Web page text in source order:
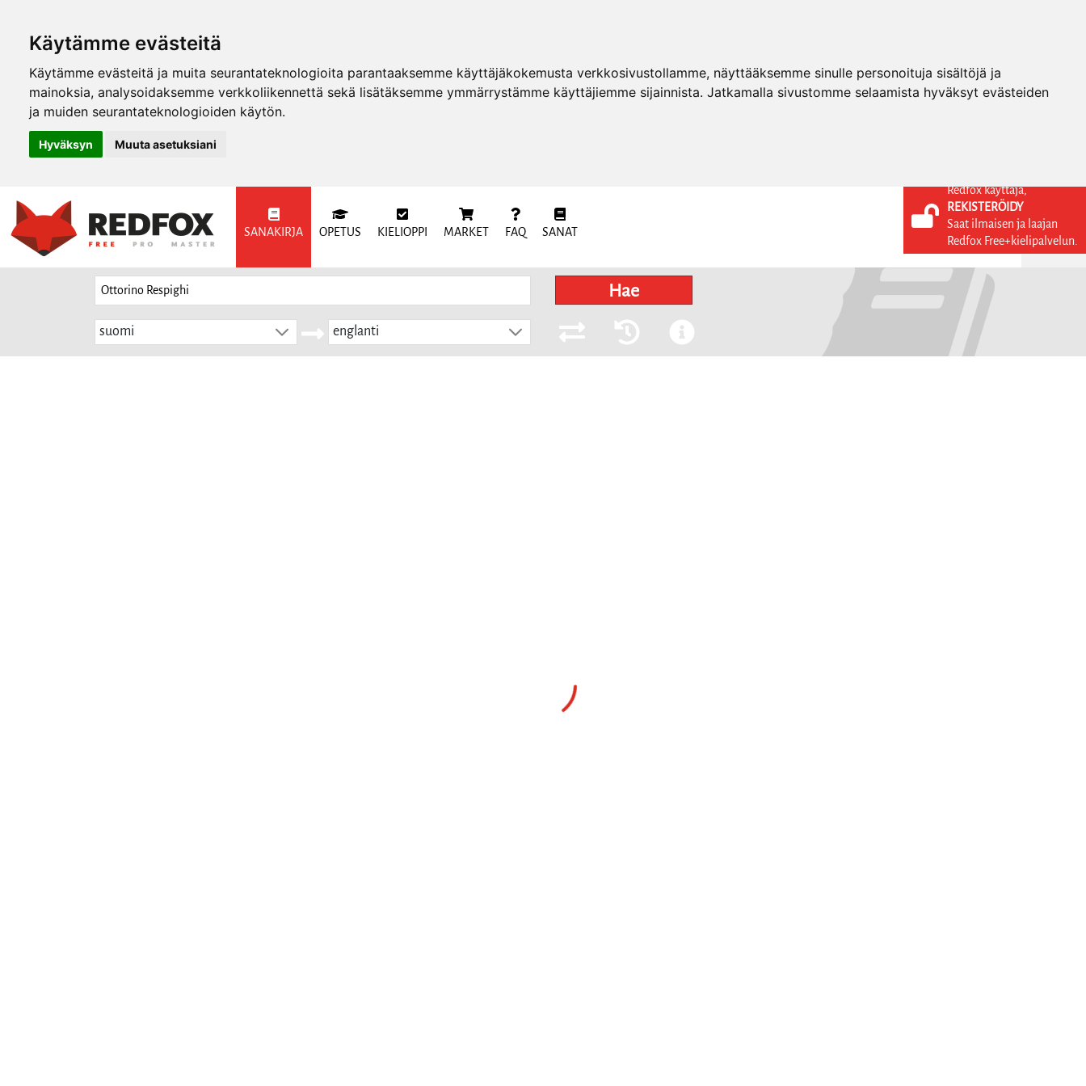
Käytämme evästeitä
Käytämme evästeitä ja muita seurantateknologioita parantaaksemme käyttäjäkokemusta verkkosivustollamme, näyttääksemme sinulle personoituja sisältöjä ja
mainoksia, analysoidaksemme verkkoliikennettä sekä lisätäksemme ymmärrystämme käyttäjiemme sijainnista. Jatkamalla sivustomme selaamista hyväksyt evästeiden
ja muiden seurantateknologioiden käytön.
Hyväksyn Muuta asetuksiani
SANAKIRJA OPETUS KIELIOPPI MARKET FAQ SANAT
KIRJAUDU SISÄÄN
REKISTERÖIDY
Hae
suomi englanti
Redfox käyttäjä,
REKISTERÖIDY
Saat ilmaisen ja laajan
Redfox Free+kielipalvelun.